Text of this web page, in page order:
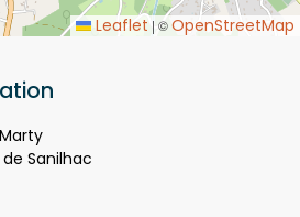
Leaflet | © OpenStreetMap
Sanilhac